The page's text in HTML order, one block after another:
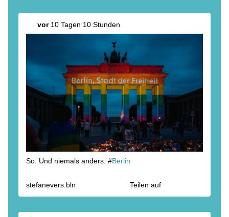
vor10 Tagen 10 Stunden
So. Und niemals anders. #Berlin
stefanevers.bln Teilen auf